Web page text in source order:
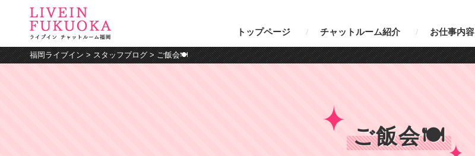
トップページ チャットルーム紹介 お仕事内容
福岡ライブイン>スタッフブログ>ご飯会🍽
ご飯会🍽